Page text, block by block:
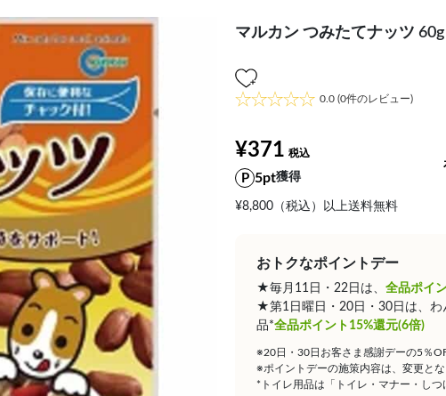
マルカン つみたてナッツ 60g
0.0 (0件のレビュー)
¥371
5pt獲得
¥8,800（税込）以上送料無料
おトクなポイントデー
★毎月11日・22日は、 全品ポイ
★第1日曜日・20日・30日は、わ
品*全品ポイント15%還元(6倍)
※20日・30日お客さま感謝デーの5％
※ポイントデーの施策内容は、変更とな
*トイレ用品は「トイレ・マナー・し